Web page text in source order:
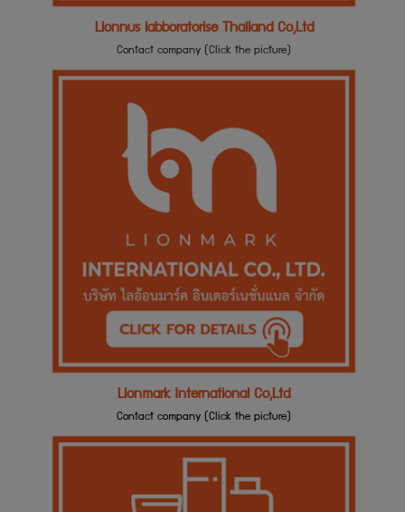
Lionnus labboratorise Thailand Co,Ltd
Contact company (Click the picture)
Lionmark International Co,Ltd
Contact company (Click the picture)